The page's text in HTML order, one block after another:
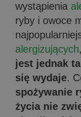
wystąpienia
ryby i owoce
alergizujących,
jest jednak
się wydaje.
spożywanie
życia nie